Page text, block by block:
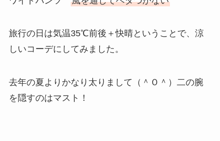
旅行の日は気温35℃前後＋快晴ということで、涼
しいコーデにしてみました。
去年の夏よりかなり太りまして（＾Ｏ＾）二の腕
を隠すのはマスト！